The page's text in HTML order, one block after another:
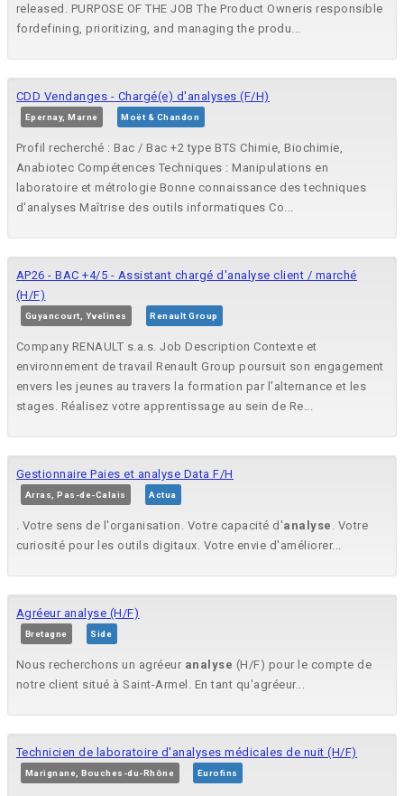
released. PURPOSE OF THE JOB The Product Owneris responsible
fordefining, prioritizing, and managing the produ...
CDD Vendanges - Chargé(e) d'analyses (F/H)
Epernay, Marne Moët & Chandon
Profil recherché : Bac / Bac +2 type BTS Chimie, Biochimie,
Anabiotec Compétences Techniques : Manipulations en
laboratoire et métrologie Bonne connaissance des techniques
d'analyses Maîtrise des outils informatiques Co...
AP26 - BAC +4/5 - Assistant chargé d'analyse client / marché
(H/F)
Guyancourt, Yvelines Renault Group
Company RENAULT s.a.s. Job Description Contexte et
environnement de travail Renault Group poursuit son engagement
envers les jeunes au travers la formation par l’alternance et les
stages. Réalisez votre apprentissage au sein de Re...
Gestionnaire Paies et analyse Data F/H
Arras, Pas-de-Calais Actua
. Votre sens de l'organisation. Votre capacité d'analyse . Votre
curiosité pour les outils digitaux. Votre envie d'améliorer...
Agréeur analyse (H/F)
Bretagne Side
Nous recherchons un agréeur analyse (H/F) pour le compte de
notre client situé à Saint-Armel. En tant qu'agréeur...
Technicien de laboratoire d'analyses médicales de nuit (H/F)
Marignane, Bouches-du-Rhône Eurofins